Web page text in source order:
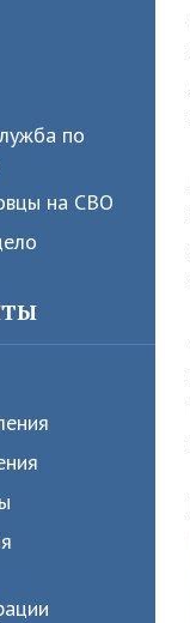
по
на СВО